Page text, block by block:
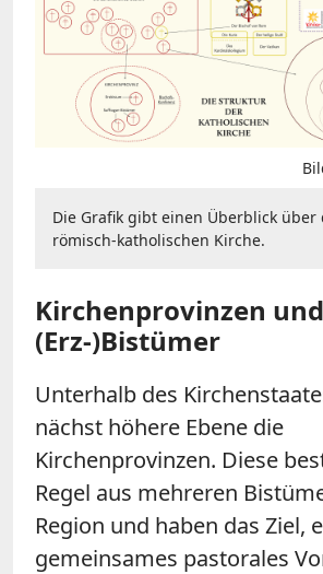
Die Grafik gibt einen Überblick
römisch-katholischen Kirche.
Kirchenprovinzen und
(Erz-)Bistümer
Unterhalb des
nächst höhere Ebene die
Kirchenprovinzen. Diese
Regel aus mehreren
Region und haben das Ziel,
gemeinsames pastorales